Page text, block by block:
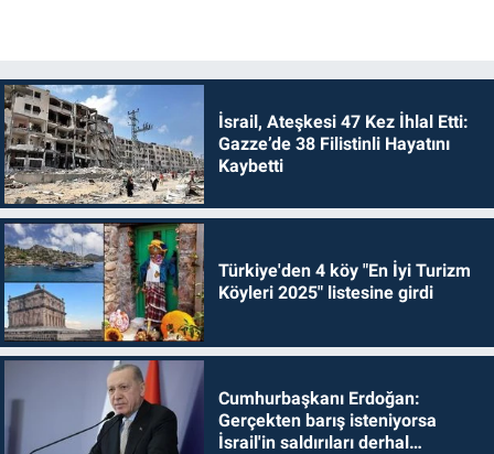
İsrail, Ateşkesi 47 Kez İhlal Etti:
Gazze’de 38 Filistinli Hayatını
Kaybetti
Türkiye'den 4 köy "En İyi Turizm
Köyleri 2025" listesine girdi
Cumhurbaşkanı Erdoğan:
Gerçekten barış isteniyorsa
İsrail'in saldırıları derhal